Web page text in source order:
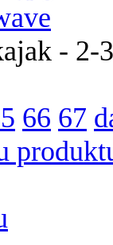
- 2-
66 67